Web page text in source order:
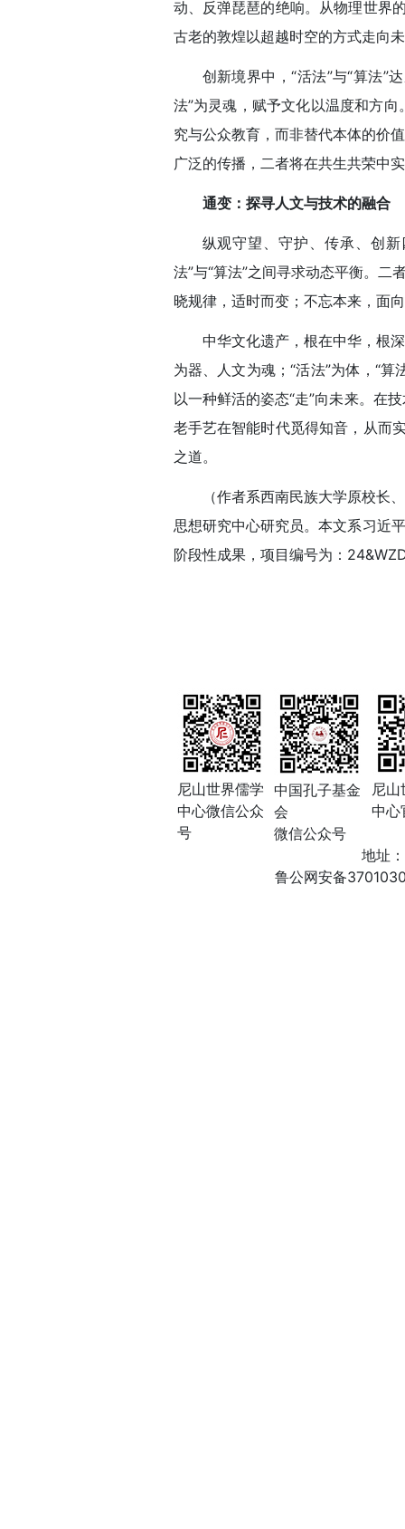
动、反弹琵琶的绝响。从物理世界
古老的敦煌以超越时空的方式走向
创新境界中，“活法”与“算法”
法”为灵魂，赋予文化以温度和方
究与公众教育，而非替代本体的价
广泛的传播，二者将在共生共荣中
通变：探寻人文与技术的融合
纵观守望、守护、传承、创
法”与“算法”之间寻求动态平衡。
晓规律，适时而变；不忘本来，面
中华文化遗产，根在中华，根
为器、人文为魂；“活法”为体，“
以一种鲜活的姿态“走”向未来。在
老手艺在智能时代觅得知音，从而
之道。
（作者系西南民族大学原校长
思想研究中心研究员。本文系习近
阶段性成果，项目编号为：
尼山世界儒学
中心微信公众
号
中国孔子基金
会
微信公众号
尼山
中心
地址
鲁公网安备